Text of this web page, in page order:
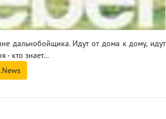
дальнобойщика. Идут от дома к дому, идут
- кто знает...